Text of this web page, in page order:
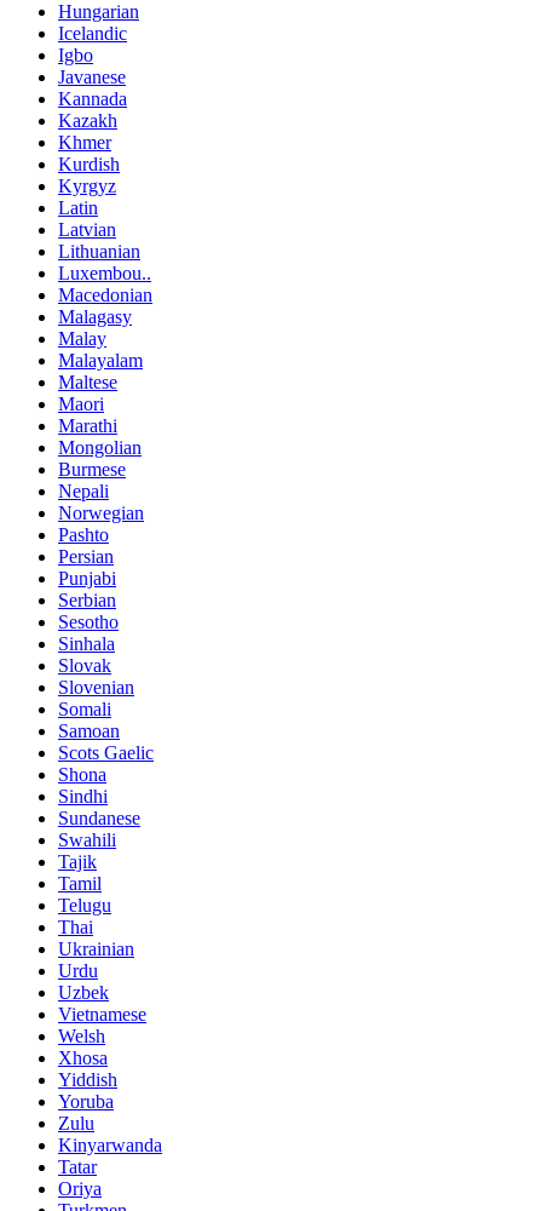
Hungarian
Icelandic
Igbo
Javanese
Kannada
Kazakh
Khmer
Kurdish
Kyrgyz
Latin
Latvian
Lithuanian
Luxembou..
Macedonian
Malagasy
Malay
Malayalam
Maltese
Maori
Marathi
Mongolian
Burmese
Nepali
Norwegian
Pashto
Persian
Punjabi
Serbian
Sesotho
Sinhala
Slovak
Slovenian
Somali
Samoan
Scots Gaelic
Shona
Sindhi
Sundanese
Swahili
Tajik
Tamil
Telugu
Thai
Ukrainian
Urdu
Uzbek
Vietnamese
Welsh
Xhosa
Yiddish
Yoruba
Zulu
Kinyarwanda
Tatar
Oriya